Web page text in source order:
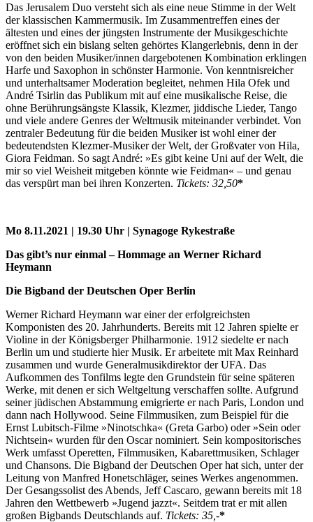
Das Jerusalem Duo versteht sich als eine neue Stimme in der Welt
der klassischen Kammermusik. Im Zusammentreffen eines der
ältesten und eines der jüngsten Instrumente der Musikgeschichte
eröffnet sich ein bislang selten gehörtes Klangerlebnis, denn in der
von den beiden Musiker/innen dargebotenen Kombination erklingen
Harfe und Saxophon in schönster Harmonie. Von kenntnisreicher
und unterhaltsamer Moderation begleitet, nehmen Hila Ofek und
André Tsirlin das Publikum mit auf eine musikalische Reise, die
ohne Berührungsängste Klassik, Klezmer, jiddische Lieder, Tango
und viele andere Genres der Weltmusik miteinander verbindet. Von
zentraler Bedeutung für die beiden Musiker ist wohl einer der
bedeutendsten Klezmer-Musiker der Welt, der Großvater von Hila,
Giora Feidman. So sagt André: »Es gibt keine Uni auf der Welt, die
mir so viel Weisheit mitgeben könnte wie Feidman« – und genau
das verspürt man bei ihren Konzerten. Tickets: 32,50*
Mo 8.11.2021 | 19.30 Uhr | Synagoge Rykestraße
Das gibt’s nur einmal – Hommage an Werner Richard
Heymann
Die Bigband der Deutschen Oper Berlin
Werner Richard Heymann war einer der erfolgreichsten
Komponisten des 20. Jahrhunderts. Bereits mit 12 Jahren spielte er
Violine in der Königsberger Philharmonie. 1912 siedelte er nach
Berlin um und studierte hier Musik. Er arbeitete mit Max Reinhard
zusammen und wurde Generalmusikdirektor der UFA. Das
Aufkommen des Tonfilms legte den Grundstein für seine späteren
Werke, mit denen er sich Weltgeltung verschaffen sollte. Aufgrund
seiner jüdischen Abstammung emigrierte er nach Paris, London und
dann nach Hollywood. Seine Filmmusiken, zum Beispiel für die
Ernst Lubitsch-Filme »Ninotschka« (Greta Garbo) oder »Sein oder
Nichtsein« wurden für den Oscar nominiert. Sein kompositorisches
Werk umfasst Operetten, Filmmusiken, Kabarettmusiken, Schlager
und Chansons. Die Bigband der Deutschen Oper hat sich, unter der
Leitung von Manfred Honetschläger, seines Werkes angenommen.
Der Gesangssolist des Abends, Jeff Cascaro, gewann bereits mit 18
Jahren den Wettbewerb »Jugend jazzt«. Seitdem trat er mit allen
großen Bigbands Deutschlands auf. Tickets: 35,-*